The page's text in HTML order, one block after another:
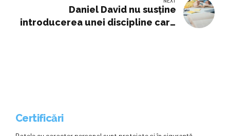
Daniel David nu susține
introducerea unei discipline care
Certificări